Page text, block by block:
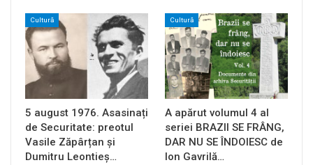
Cultură
5 august 1976. Asasinați
de Securitate: preotul
Vasile Zăpârțan și
Dumitru Leontieș…
Cultură
A apărut volumul 4 al
seriei BRAZII SE FRÂNG,
DAR NU SE ÎNDOIESC de
Ion Gavrilă…